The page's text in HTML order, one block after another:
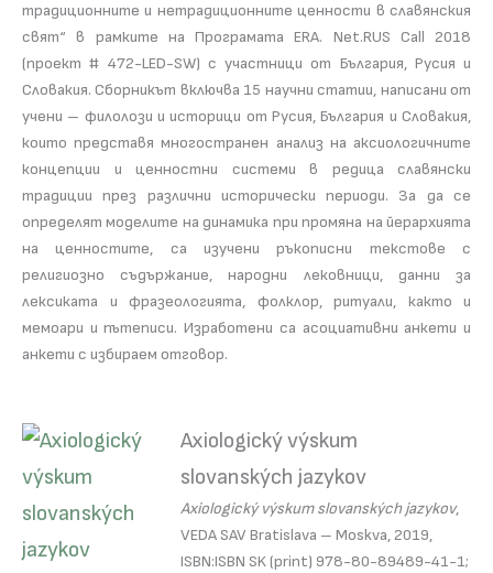
традиционните и нетрадиционните ценности в славянския
свят“ в рамките на Програмата ERA. Net.RUS Call 2018
(проект # 472-LED-SW) с участници от България, Русия и
Словакия. Сборникът включва 15 научни статии, написани от
учени – филолози и историци от Русия, България и Словакия,
които представя многостранен анализ на аксиологичните
концепции и ценностни системи в редица славянски
традиции през различни исторически периоди. За да се
определят моделите на динамика при промяна на йерархията
на ценностите, са изучени ръкописни текстове с
религиозно съдържание, народни лековници, данни за
лексиката и фразеологията, фолклор, ритуали, както и
мемоари и пътеписи. Изработени са асоциативни анкети и
анкети с избираем отговор.
Axiologický výskum
slovanských jazykov
Axiologický výskum slovanských jazykov,
VEDA SAV Bratislava – Moskva, 2019,
ISBN:ISBN SK (print) 978-80-89489-41-1;